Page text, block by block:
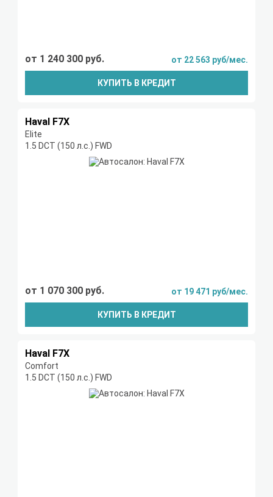
от 1 240 300 руб. от 22 563 руб/мес.
КУПИТЬ В КРЕДИТ
Haval F7X
Elite
1.5 DCT (150 л.с.) FWD
от 1 070 300 руб. от 19 471 руб/мес.
КУПИТЬ В КРЕДИТ
Haval F7X
Comfort
1.5 DCT (150 л.с.) FWD